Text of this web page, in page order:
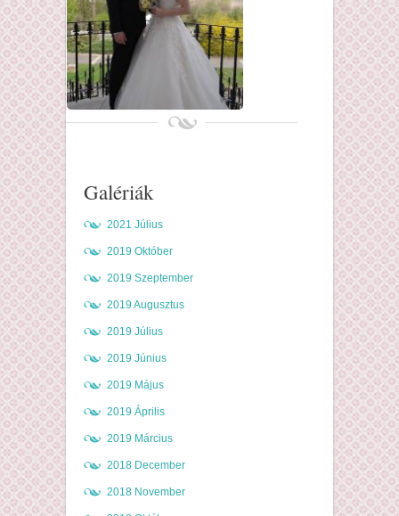
Galériák
2021 Július
2019 Október
2019 Szeptember
2019 Augusztus
2019 Július
2019 Június
2019 Május
2019 Április
2019 Március
2018 December
2018 November